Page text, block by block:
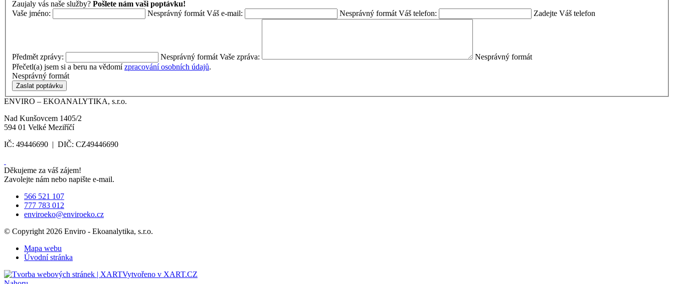
Zaujaly vás naše služby? Pošlete nám vaši poptávku!
Vaše jméno:
Nesprávný formát Váš e-mail: Nesprávný formát Váš telefon: Zadejte Váš telefon
Předmět zprávy: Nesprávný formát Vaše zpráva:
Nesprávný formát
Přečetl(a) jsem si a beru na vědomízpracování osobních údajů.
Nesprávný formát
Zaslat poptávku
ENVIRO – EKOANALYTIKA, s.r.o.
Nad Kunšovcem 1405/2
594 01 Velké Meziříčí
IČ: 49446690 | DIČ: CZ49446690
Děkujeme za váš zájem!
Zavolejte nám nebo napište e-mail.
566 521 107
777 783 012
enviroeko@enviroeko.cz
© Copyright 2026 Enviro - Ekoanalytika, s.r.o.
Mapa webu
Úvodní stránka
Vytvořeno v XART.CZ